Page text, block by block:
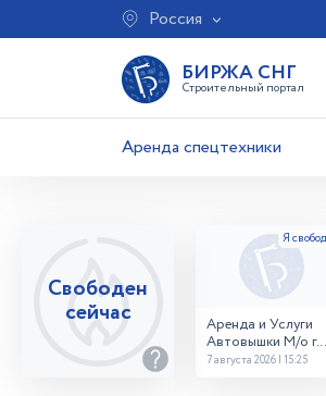
Россия
БИРЖА СНГ
Строительный портал
Аренда спецтехники
Свободен
сейчас
Аренда и Услуги
Автовышки М/о г.
Домодедово
7 августа 2026 | 15:25